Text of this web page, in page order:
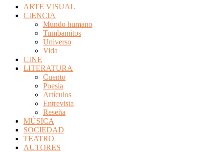
ARTE VISUAL
CIENCIA
Mundo humano
Tumbamitos
Universo
Vida
CINE
LITERATURA
Cuento
Poesía
Artículos
Entrevista
Reseña
MÚSICA
SOCIEDAD
TEATRO
AUTORES